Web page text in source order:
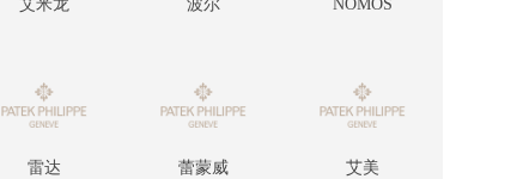
艾米龙 波尔 NOMOS
雷达 蕾蒙威 艾美